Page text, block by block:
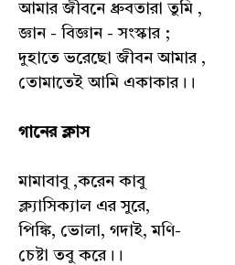
আমার জীবনে ধ্রুবতারা তুমি ,
জ্ঞান - বিজ্ঞান - সংস্কার ;
দুহাতে ভরেছো জীবন আমার ,
তোমাতেই আমি একাকার।।
গানের ক্লাস
মামাবাবু ,করেন কাবু
ক্ল্যাসিক্যাল এর সুরে,
পিঙ্কি, ভোলা, গদাই, মণি-
চেষ্টা তবু করে।।